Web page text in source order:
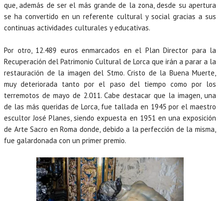
que, además de ser el más grande de la zona, desde su apertura
se ha convertido en un referente cultural y social gracias a sus
continuas actividades culturales y educativas.
Por otro, 12.489 euros enmarcados en el Plan Director para la
Recuperación del Patrimonio Cultural de Lorca que irán a parar a la
restauración de la imagen del Stmo. Cristo de la Buena Muerte,
muy deteriorada tanto por el paso del tiempo como por los
terremotos de mayo de 2.011. Cabe destacar que la imagen, una
de las más queridas de Lorca, fue tallada en 1945 por el maestro
escultor José Planes, siendo expuesta en 1951 en una exposición
de Arte Sacro en Roma donde, debido a la perfección de la misma,
fue galardonada con un primer premio.